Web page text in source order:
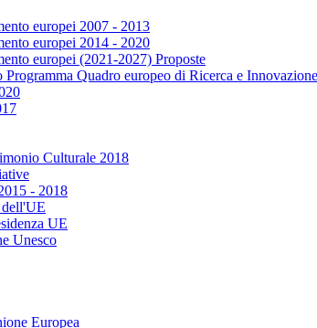
europei 2007 - 2013
europei 2014 - 2020
europei (2021-2027) Proposte
Quadro europeo di Ricerca e
Culturale 2018
- 2018
dell'UE
UE
Unesco
Europea